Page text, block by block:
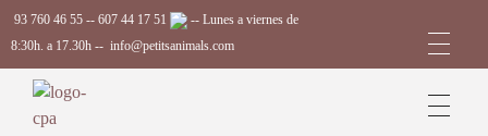
93 760 46 55 -- 607 44 17 51
-- Lunes a viernes de
8:30h. a 17.30h -- info@petitsanimals.com